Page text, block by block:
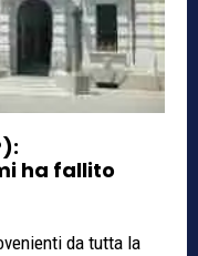
ha fallito
da tutta la